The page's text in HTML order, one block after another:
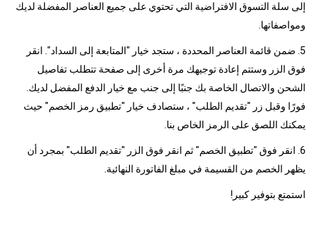
إلى سلة التسوق الافتراضية التي تحتوي على جميع العناصر المفضلة لديك
ومواصفاتها.
5. ضمن قائمة العناصر المحددة ، ستجد خيار "المتابعة إلى السداد". انقر
فوق الزر وستتم إعادة توجيهك مرة أخرى إلى صفحة تتطلب تفاصيل
الشحن والاتصال الخاصة بك جنبًا إلى جنب مع خيار الدفع المفضل لديك.
فورًا وقبل زر "تقديم الطلب" ، ستصادف خيار "تطبيق رمز الخصم" حيث
يمكنك اللصق على الرمز الخاص بنا.
6. انقر فوق "تطبيق الخصم" ثم انقر فوق الزر "تقديم الطلب" بمجرد أن
يظهر الخصم من القسيمة في مبلغ الفاتورة النهائية.
استمتع بتوفير كبير!